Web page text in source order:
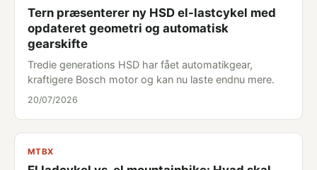
Tern præsenterer ny HSD el-lastcykel med
opdateret geometri og automatisk
gearskifte
Tredie generations HSD har fået automatikgear,
kraftigere Bosch motor og kan nu laste endnu mere.
20/07/2026
MTBX